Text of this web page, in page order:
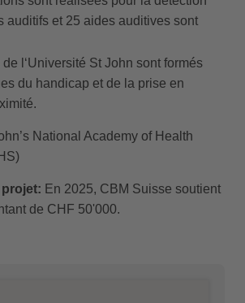
auditifs et 25 aides auditives sont
de l‘Université St John sont formés
du handicap et de la prise en
National Academy of Health
En 2025, CBM Suisse soutient
de CHF 50'000.